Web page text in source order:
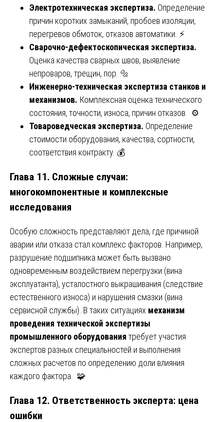
Электротехническая экспертиза. Определение
причин коротких замыканий, пробоев изоляции,
перегревов обмоток, отказов автоматики. ⚡
Сварочно-дефектоскопическая экспертиза.
Оценка качества сварных швов, выявление
непроваров, трещин, пор. 🔩
Инженерно-техническая экспертиза станков и
механизмов. Комплексная оценка технического
состояния, точности, износа, причин отказов. ⚙️
Товароведческая экспертиза. Определение
стоимости оборудования, качества, сортности,
соответствия контракту. 💰
Глава 11. Сложные случаи:
многокомпонентные и комплексные
исследования
Особую сложность представляют дела, где причиной
аварии или отказа стал комплекс факторов. Например,
разрушение подшипника может быть вызвано
одновременным воздействием перегрузки (вина
эксплуатанта), усталостного выкрашивания (следствие
естественного износа) и нарушения смазки (вина
сервисной службы). В таких ситуациях механизм
проведения технической экспертизы
промышленного оборудования требует участия
экспертов разных специальностей и выполнения
сложных расчетов по определению доли влияния
каждого фактора. 🧩
Глава 12. Ответственность эксперта: цена
ошибки